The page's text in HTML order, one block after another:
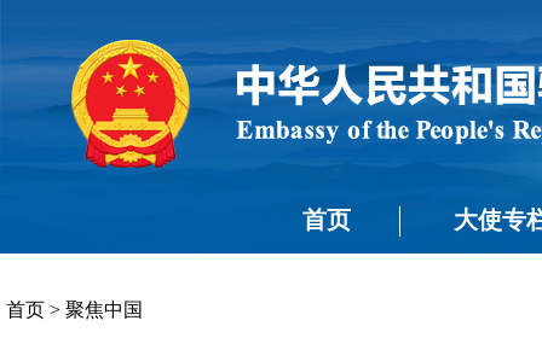
首页 大使专
首页 > 聚焦中国